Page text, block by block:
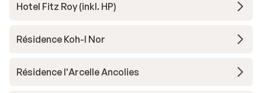
Hotel Fitz Roy (inkl. HP)
Résidence Koh-I Nor
Résidence l'Arcelle Ancolies